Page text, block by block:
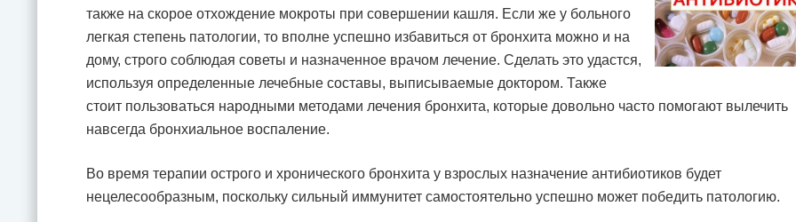
также на скорое отхождение мокроты при совершении кашля. Если же у больного
легкая степень патологии, то вполне успешно избавиться от бронхита можно и на
дому, строго соблюдая советы и назначенное врачом лечение. Сделать это удастся,
используя определенные лечебные составы, выписываемые доктором. Также
стоит пользоваться народными методами лечения бронхита, которые довольно часто помогают вылечить
навсегда бронхиальное воспаление.
Во время терапии острого и хронического бронхита у взрослых назначение антибиотиков будет
нецелесообразным, поскольку сильный иммунитет самостоятельно успешно может победить патологию.